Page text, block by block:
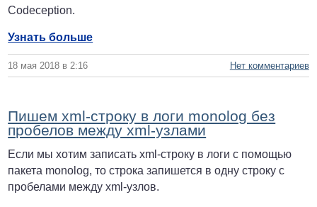
Codeception.
Узнать больше
18 мая 2018 в 2:16 Нет комментариев
Пишем xml-строку в логи monolog без
пробелов между xml-узлами
Если мы хотим записать xml-строку в логи с помощью
пакета monolog, то строка запишется в одну строку с
пробелами между xml-узлов.